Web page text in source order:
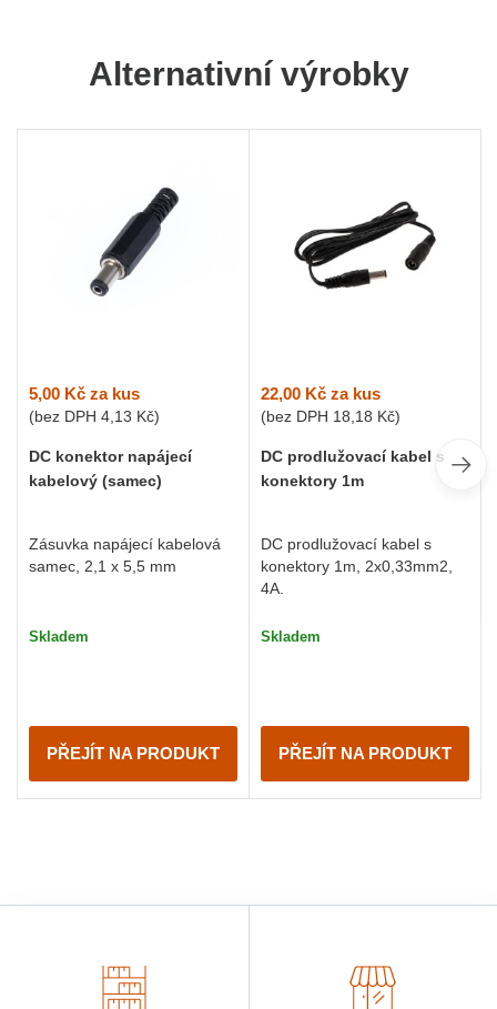
Alternativní výrobky
5,00 Kč za kus
(bez DPH 4,13 Kč)
DC konektor napájecí
kabelový (samec)
Zásuvka napájecí kabelová
samec, 2,1 x 5,5 mm
Skladem
PŘEJÍT NA PRODUKT
22,00 Kč za kus
(bez DPH 18,18 Kč)
DC prodlužovací kabel s
konektory 1m
DC prodlužovací kabel s
konektory 1m, 2x0,33mm2,
4A.
Skladem
PŘEJÍT NA PRODUKT